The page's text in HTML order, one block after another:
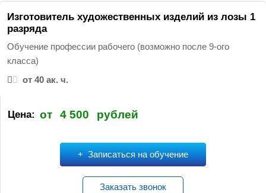
т
и
Изготовитель художественных изделий из лозы 1
разряда
Обучение профессии рабочего (возможно после 9-ого
класса)
от 40 ак. ч.
Цена: от 4 500 рублей
Записаться на обучение
Заказать звонок